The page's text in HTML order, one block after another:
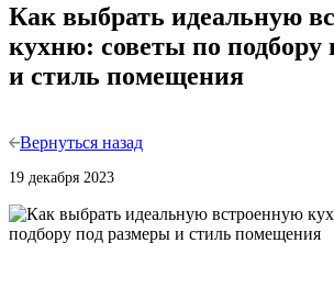
Как выбрать идеальную
кухню: советы по подбору
и стиль помещения
Вернуться назад
19 декабря 2023